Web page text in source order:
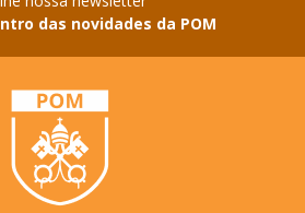
das novidades da POM